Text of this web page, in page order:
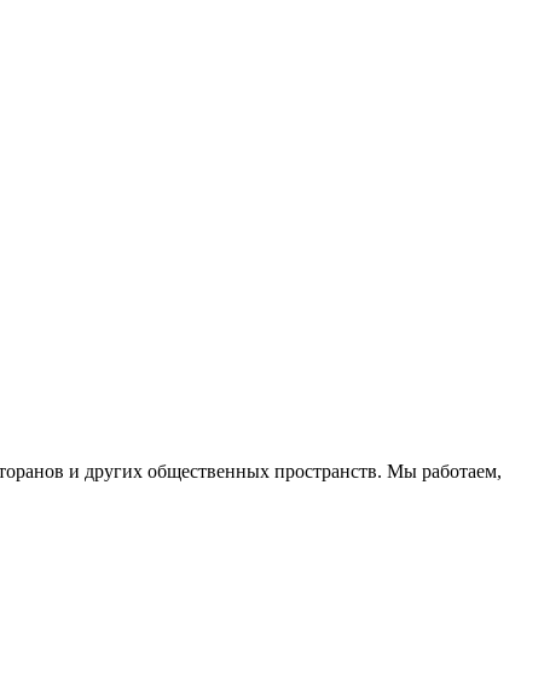
и других общественных пространств. Мы работаем,